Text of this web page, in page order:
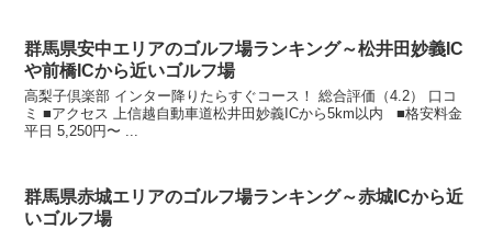
群馬県安中エリアのゴルフ場ランキング～松井田妙義IC
や前橋ICから近いゴルフ場
高梨子倶楽部 インター降りたらすぐコース！ 総合評価（4.2） 口コ
ミ ■アクセス 上信越自動車道松井田妙義ICから5km以内 ■格安料金
群馬県赤城エリアのゴルフ場ランキング～赤城ICから近
いゴルフ場